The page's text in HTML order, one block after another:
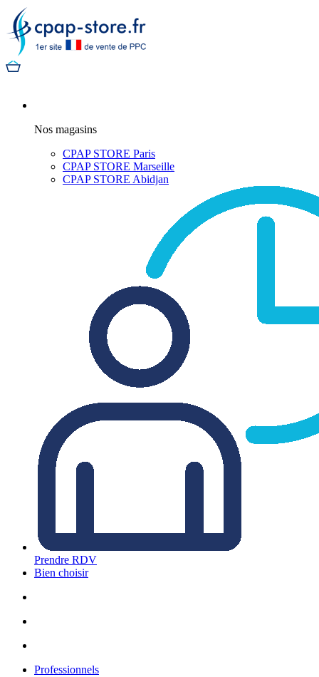
Nos magasins
CPAP STORE Paris
CPAP STORE Marseille
CPAP STORE Abidjan
Prendre RDV
Bien choisir
Professionnels